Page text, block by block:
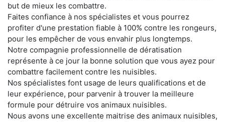
but de mieux les combattre.
Faites confiance à nos spécialistes et vous pourrez
profiter d'une prestation fiable à 100% contre les rongeurs,
pour les empêcher de vous envahir plus longtemps.
Notre compagnie professionnelle de dératisation
représente à ce jour la bonne solution que vous ayez pour
combattre facilement contre les nuisibles.
Nos spécialistes font usage de leurs qualifications et de
leur expérience, pour parvenir à trouver la meilleure
formule pour détruire vos animaux nuisibles.
Nous avons une excellente maitrise des animaux nuisibles,